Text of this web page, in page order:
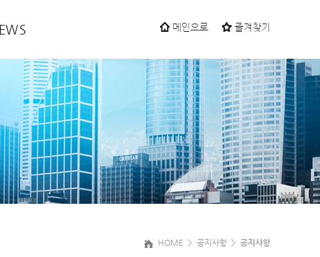
메인으로 즐겨찾기
HOME > 공지사항 > 공지사항